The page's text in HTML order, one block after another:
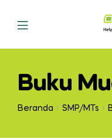
Menu
Buku
Beranda SMP/MTs